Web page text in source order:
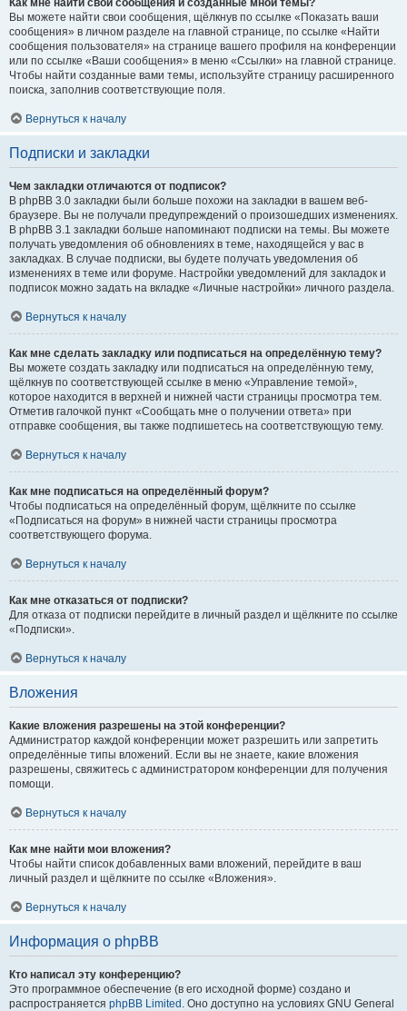
Как мне найти свои сообщения и созданные мной темы?
Вы можете найти свои сообщения, щёлкнув по ссылке «Показать ваши
сообщения» в личном разделе на главной странице, по ссылке «Найти
сообщения пользователя» на странице вашего профиля на конференции
или по ссылке «Ваши сообщения» в меню «Ссылки» на главной странице.
Чтобы найти созданные вами темы, используйте страницу расширенного
поиска, заполнив соответствующие поля.
Вернуться к началу
Подписки и закладки
Чем закладки отличаются от подписок?
В phpBB 3.0 закладки были больше похожи на закладки в вашем веб-
браузере. Вы не получали предупреждений о произошедших изменениях.
В phpBB 3.1 закладки больше напоминают подписки на темы. Вы можете
получать уведомления об обновлениях в теме, находящейся у вас в
закладках. В случае подписки, вы будете получать уведомления об
изменениях в теме или форуме. Настройки уведомлений для закладок и
подписок можно задать на вкладке «Личные настройки» личного раздела.
Вернуться к началу
Как мне сделать закладку или подписаться на определённую тему?
Вы можете создать закладку или подписаться на определённую тему,
щёлкнув по соответствующей ссылке в меню «Управление темой»,
которое находится в верхней и нижней части страницы просмотра тем.
Отметив галочкой пункт «Сообщать мне о получении ответа» при
отправке сообщения, вы также подпишетесь на соответствующую тему.
Вернуться к началу
Как мне подписаться на определённый форум?
Чтобы подписаться на определённый форум, щёлкните по ссылке
«Подписаться на форум» в нижней части страницы просмотра
соответствующего форума.
Вернуться к началу
Как мне отказаться от подписки?
Для отказа от подписки перейдите в личный раздел и щёлкните по ссылке
«Подписки».
Вернуться к началу
Вложения
Какие вложения разрешены на этой конференции?
Администратор каждой конференции может разрешить или запретить
определённые типы вложений. Если вы не знаете, какие вложения
разрешены, свяжитесь с администратором конференции для получения
помощи.
Вернуться к началу
Как мне найти мои вложения?
Чтобы найти список добавленных вами вложений, перейдите в ваш
личный раздел и щёлкните по ссылке «Вложения».
Вернуться к началу
Информация о phpBB
Кто написал эту конференцию?
Это программное обеспечение (в его исходной форме) создано и
распространяется phpBB Limited . Оно доступно на условиях GNU General